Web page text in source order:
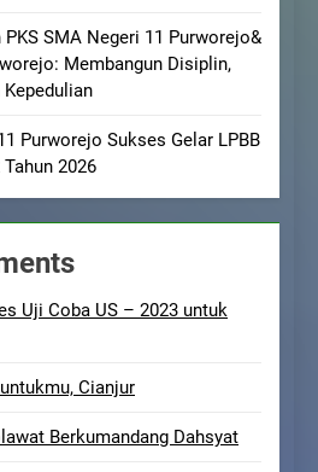
PKS SMA Negeri 11 Purworejo&
Membangun Disiplin,
Purworejo Sukses Gelar LPBB
2026
Uji Coba US – 2023 untuk
Cianjur
Berkumandang Dahsyat